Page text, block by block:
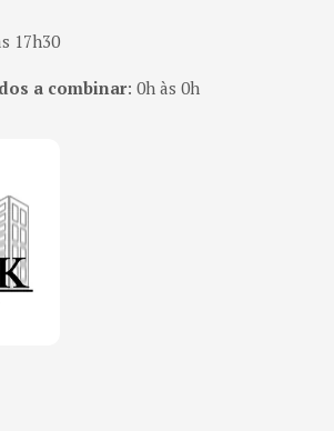
17h30
a combinar: 0h às 0h